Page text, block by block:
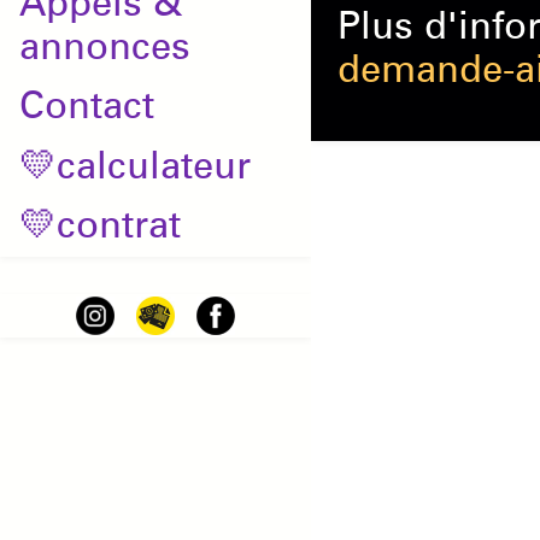
annonces
Contact
💛calculateur
💛contrat
Plus
demande-